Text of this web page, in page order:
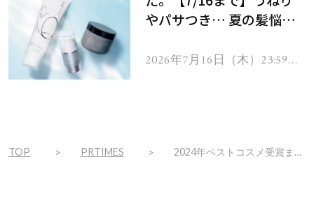
やパサつき… 夏の髪悩み
ムを13名様にプレゼン
2026年7月16日（木）23:59ま
TOP PRTIMES 2024年ベストコスメ受賞まつ毛美容液「EMAKED（エマーキット）」が『HANGYODON（ハンギョドン）』と限定コラボ！魅力引き出すデザインで数量限定発売。